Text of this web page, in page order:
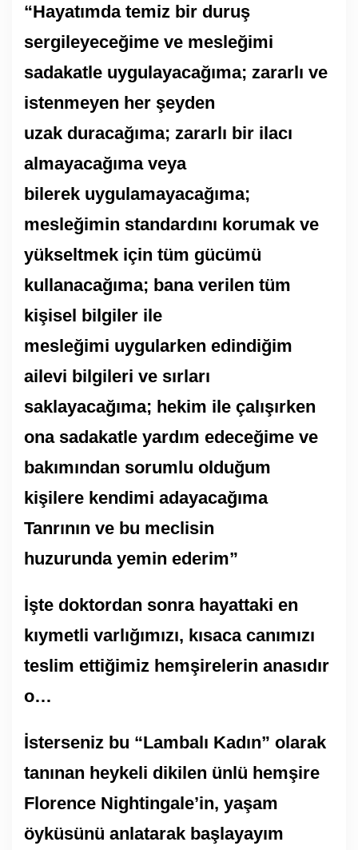
“Hayatımda temiz bir duruş
sergileyeceğime ve mesleğimi
sadakatle uygulayacağıma; zararlı ve
istenmeyen her şeyden
uzak duracağıma; zararlı bir ilacı
almayacağıma veya
bilerek uygulamayacağıma;
mesleğimin standardını korumak ve
yükseltmek için tüm gücümü
kullanacağıma; bana verilen tüm
kişisel bilgiler ile
mesleğimi uygularken edindiğim
ailevi bilgileri ve sırları
saklayacağıma; hekim ile çalışırken
ona sadakatle yardım edeceğime ve
bakımından sorumlu olduğum
kişilere kendimi adayacağıma
Tanrının ve bu meclisin
huzurunda yemin ederim”
İşte doktordan sonra hayattaki en
kıymetli varlığımızı, kısaca canımızı
teslim ettiğimiz hemşirelerin anasıdır
o…
İsterseniz bu “Lambalı Kadın” olarak
tanınan heykeli dikilen ünlü hemşire
Florence Nightingale’in, yaşam
öyküsünü anlatarak başlayayım